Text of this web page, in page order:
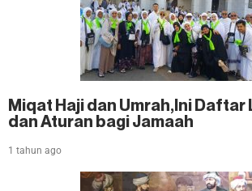
Miqat Haji dan Umrah,Ini
dan Aturan bagi Jamaah
1 tahun ago